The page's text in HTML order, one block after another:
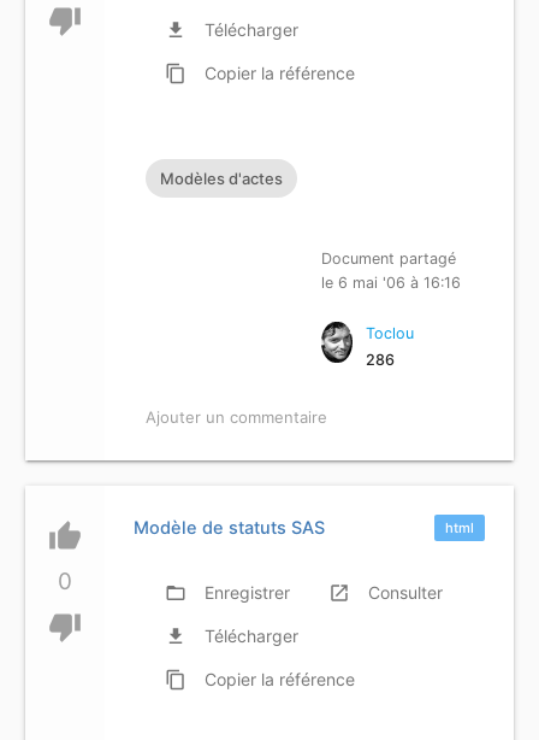
thumb_down file_download Télécharger
content_copy Copier la référence
Modèles d'actes
Document partagé
le 6 mai '06 à 16:16
Toclou
286
Ajouter un commentaire
thumb_up
0
thumb_down
html
Modèle de statuts SAS
folder_open Enregistrer launch Consulter
file_download Télécharger
content_copy Copier la référence